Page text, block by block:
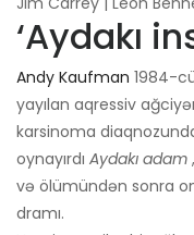
‘Aydakı
Andy Kaufman 1984-
yayılan aqressiv
karsinoma
oynayırdı Aydakı adam
və ölümündən sonra
dramı.